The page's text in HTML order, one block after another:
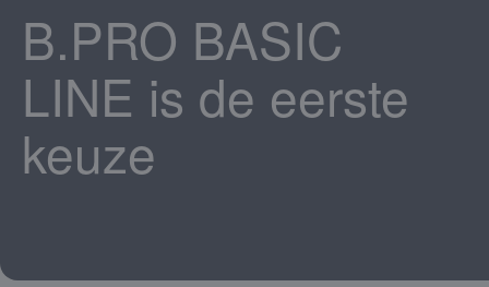
B.PRO BASIC
LINE is de eerste
keuze